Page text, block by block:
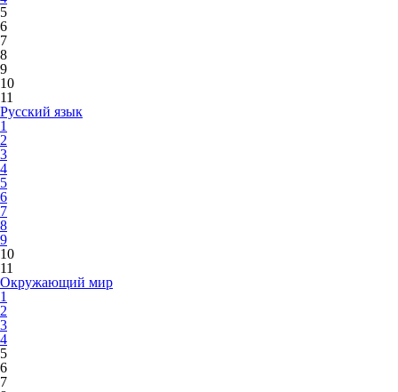
5
6
7
8
9
10
11
Русский язык
1
2
3
4
5
6
7
8
9
10
11
Окружающий мир
1
2
3
4
5
6
7